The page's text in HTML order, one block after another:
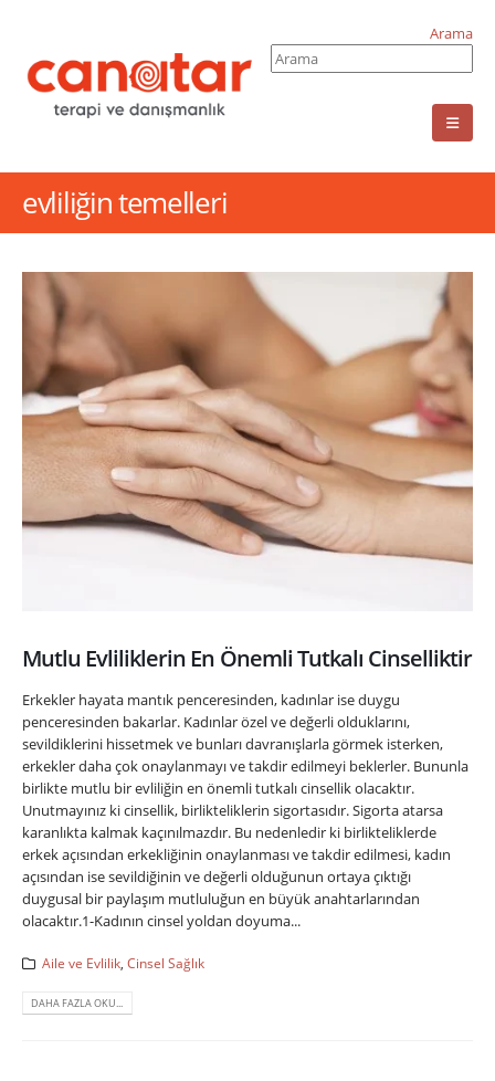
Arama
evliliğin temelleri
Mutlu Evliliklerin En Önemli Tutkalı Cinselliktir
Erkekler hayata mantık penceresinden, kadınlar ise duygu
penceresinden bakarlar. Kadınlar özel ve değerli olduklarını,
sevildiklerini hissetmek ve bunları davranışlarla görmek isterken,
erkekler daha çok onaylanmayı ve takdir edilmeyi beklerler. Bununla
birlikte mutlu bir evliliğin en önemli tutkalı cinsellik olacaktır.
Unutmayınız ki cinsellik, birlikteliklerin sigortasıdır. Sigorta atarsa
karanlıkta kalmak kaçınılmazdır. Bu nedenledir ki birlikteliklerde
erkek açısından erkekliğinin onaylanması ve takdir edilmesi, kadın
açısından ise sevildiğinin ve değerli olduğunun ortaya çıktığı
duygusal bir paylaşım mutluluğun en büyük anahtarlarından
olacaktır.1-Kadının cinsel yoldan doyuma...
Aile ve Evlilik, Cinsel Sağlık
DAHA FAZLA OKU...